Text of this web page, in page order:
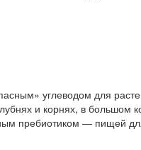
углеводом для
и корнях, в большом
пребиотиком — пищей